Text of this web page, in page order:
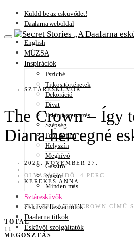
Küldd be az esküvődet!
Daalarna weboldal
English
A Daalarna
MÚZSA
Inspirációk
Psziché
Titkos történetek
Dekoráció
Divat
Esküvőszervezés
Szépség
Fotó & film
Helyszín
Meghívó
Gasztro
Nászút
Minden más
Sztáresküvők
Esküvői beszámolók
Daalarna titkok
Esküvői szolgáltatók
SZTÁRESKÜVŐK
The Crown – Így
Diana hercegné
2020. NOVEMBER 27.
OLVASÁSI IDŐ: 4 PERC
KEREKES ANNA
JELENET A THE CROWN CÍMŰ
TOTAL
11
MEGOSZTÁS